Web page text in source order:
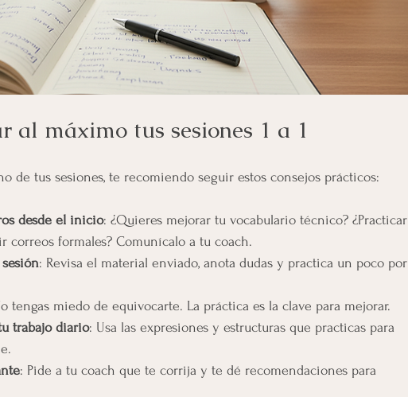
al máximo tus sesiones 1 a 1
de tus sesiones, te recomiendo seguir estos consejos prácticos:
desde el inicio: ¿Quieres mejorar tu vocabulario técnico? ¿Practicar
correos formales? Comunícalo a tu coach.
: Revisa el material enviado, anota dudas y practica un poco por
tengas miedo de equivocarte. La práctica es la clave para mejorar.
trabajo diario: Usa las expresiones y estructuras que practicas para
: Pide a tu coach que te corrija y te dé recomendaciones para